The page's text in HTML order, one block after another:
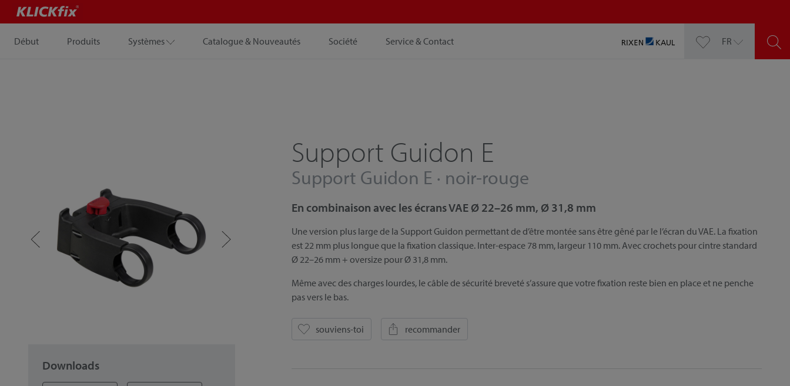
Début Produits Systèmes Catalogue & Nouveautés Société Service & Contact FR
Downloads
Support Guidon E
Support Guidon E · noir-rouge
En combinaison avec les écrans VAE Ø 22–26 mm, Ø 31,8 mm
Une version plus large de la Support Guidon permettant de d’être montée sans être gêné par le l’écran du VAE. La fixation
est 22 mm plus longue que la fixation classique. Inter-espace 78 mm, largeur 110 mm. Avec crochets pour cintre standard
Ø 22–26 mm + oversize pour Ø 31,8 mm.
Même avec des charges lourdes, le câble de sécurité breveté s’assure que votre fixation reste bien en place et ne penche
pas vers le bas.
souviens-toi recommander